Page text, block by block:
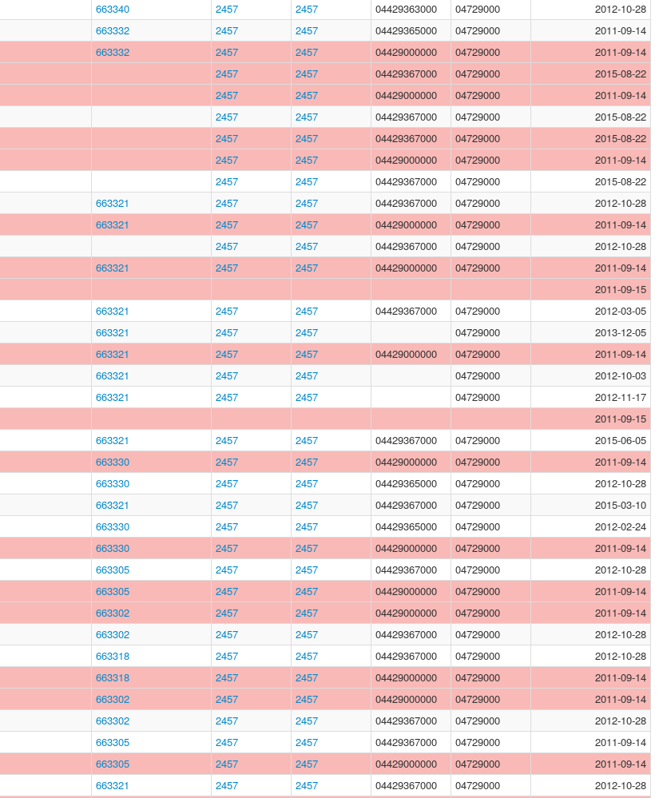
663340 2457 2457 04429363000 04729000
2012-10-28
663332 2457 2457 04429365000 04729000
2011-09-14
663332 2457 2457 04429000000 04729000
2011-09-14
2457 2457 04429367000 04729000
2015-08-22
2457 2457 04429000000 04729000
2011-09-14
2457 2457 04429367000 04729000
2015-08-22
2457 2457 04429367000 04729000
2015-08-22
2457 2457 04429000000 04729000
2011-09-14
2457 2457 04429367000 04729000
2015-08-22
663321 2457 2457 04429367000 04729000
2012-10-28
663321 2457 2457 04429000000 04729000
2011-09-14
2457 2457 04429367000 04729000
2012-10-28
663321 2457 2457 04429000000 04729000
2011-09-14
2011-09-15
663321 2457 2457 04429367000 04729000
2012-03-05
663321 2457 2457 04729000
2013-12-05
663321 2457 2457 04429000000 04729000
2011-09-14
663321 2457 2457 04729000
2012-10-03
663321 2457 2457 04729000
2012-11-17
2011-09-15
663321 2457 2457 04429367000 04729000
2015-06-05
663330 2457 2457 04429000000 04729000
2011-09-14
663330 2457 2457 04429365000 04729000
2012-10-28
663321 2457 2457 04429367000 04729000
2015-03-10
663330 2457 2457 04429365000 04729000
2012-02-24
663330 2457 2457 04429000000 04729000
2011-09-14
663305 2457 2457 04429367000 04729000
2012-10-28
663305 2457 2457 04429000000 04729000
2011-09-14
663302 2457 2457 04429000000 04729000
2011-09-14
663302 2457 2457 04429367000 04729000
2012-10-28
663318 2457 2457 04429367000 04729000
2012-10-28
663318 2457 2457 04429000000 04729000
2011-09-14
663302 2457 2457 04429000000 04729000
2011-09-14
663302 2457 2457 04429367000 04729000
2012-10-28
663305 2457 2457 04429367000 04729000
2011-09-14
663305 2457 2457 04429000000 04729000
2011-09-14
663321 2457 2457 04429367000 04729000
2012-10-28